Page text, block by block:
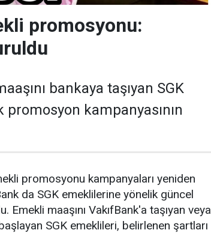
promosyonu:
bankaya taşıyan SGK
kampanyasının
promosyonu kampanyaları yeniden
da SGK emeklilerine yönelik güncel
maaşını VakıfBank'a taşıyan veya
SGK emeklileri, belirlenen şartları